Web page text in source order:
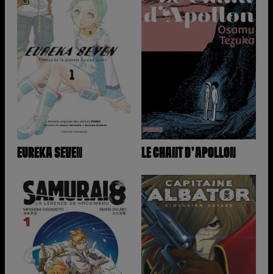
EUREKA SEVEN LE CHANT D'APOLLON